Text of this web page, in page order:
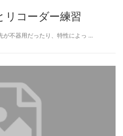
リコーダー練習
が不器用だったり、特性によっ …